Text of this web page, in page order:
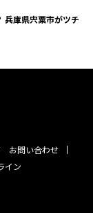
兵庫県宍粟市がツチ
お問い合わせ
イン